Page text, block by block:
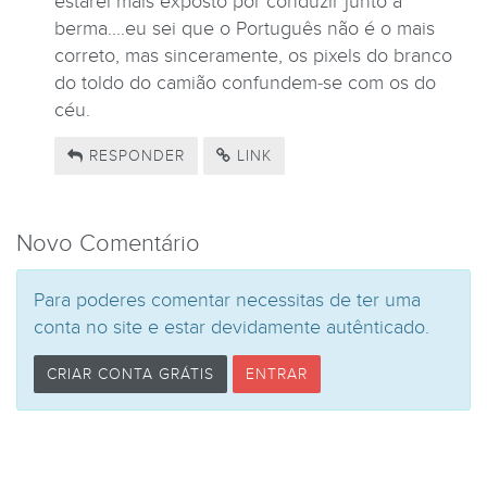
berma....eu sei que o Português não é o mais
correto, mas sinceramente, os pixels do branco
do toldo do camião confundem-se com os do
céu.
RESPONDER LINK
Novo Comentário
Para poderes comentar necessitas de ter uma
conta no site e estar devidamente autênticado.
CRIAR CONTA GRÁTIS ENTRAR